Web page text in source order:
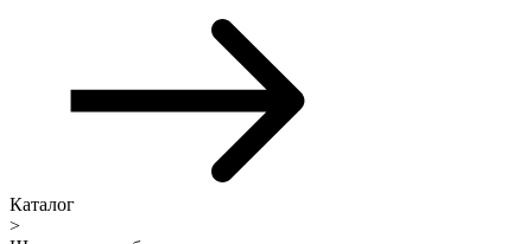
Каталог
>